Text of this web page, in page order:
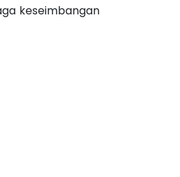
keseimbangan